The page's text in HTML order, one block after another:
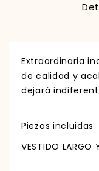
Extraordinaria
de calidad y
dejará
Piezas incluidas
VESTIDO LARGO